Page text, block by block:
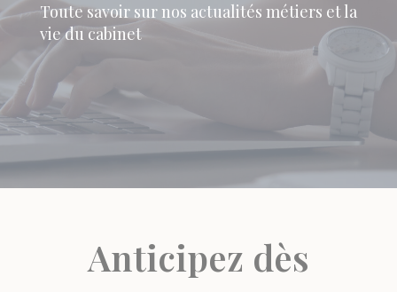
Toute savoir sur nos actualités métiers et la
vie du cabinet
Anticipez dès